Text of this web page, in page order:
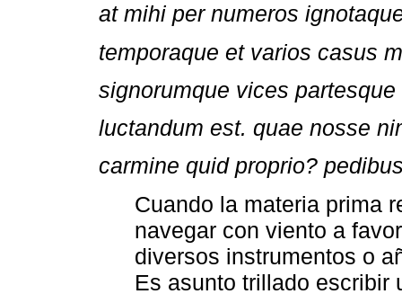
at mihi per numeros
temporaque et varios casus
signorumque vices
luctandum est. quae nosse
carmine quid proprio?
Cuando la materia prima
navegar con viento a
diversos instrumentos o
Es asunto trillado escribir